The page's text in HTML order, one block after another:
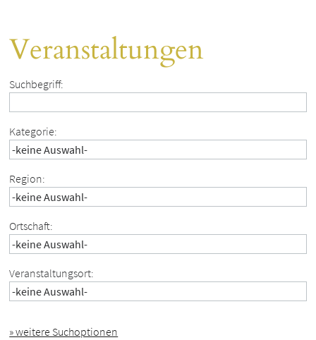
Veranstaltungen
Suchbegriff:
Kategorie:
Region:
Ortschaft:
Veranstaltungsort:
» weitere Suchoptionen